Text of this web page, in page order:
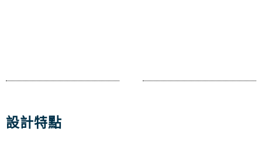
設計特點